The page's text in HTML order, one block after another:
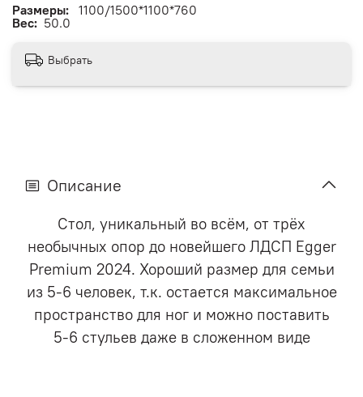
Размеры: 1100/1500*1100*760
Вес: 50.0
Выбрать
Описание
Стол, уникальный во всём, от трёх
необычных опор до новейшего ЛДСП Egger
Premium 2024. Хороший размер для семьи
из 5-6 человек, т.к. остается максимальное
пространство для ног и можно поставить
5-6 стульев даже в сложенном виде